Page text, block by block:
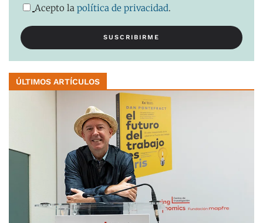
Acepto la política de privacidad.
ÚLTIMOS ARTÍCULOS